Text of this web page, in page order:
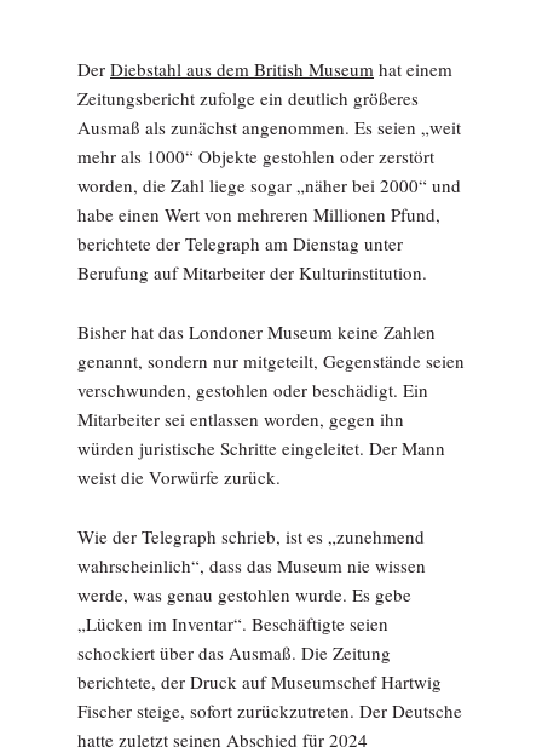
Der Diebstahl aus dem British Museum hat einem
Zeitungsbericht zufolge ein deutlich größeres
Ausmaß als zunächst angenommen. Es seien „weit
mehr als 1000“ Objekte gestohlen oder zerstört
worden, die Zahl liege sogar „näher bei 2000“ und
habe einen Wert von mehreren Millionen Pfund,
berichtete der Telegraph am Dienstag unter
Berufung auf Mitarbeiter der Kulturinstitution.
Bisher hat das Londoner Museum keine Zahlen
genannt, sondern nur mitgeteilt, Gegenstände seien
verschwunden, gestohlen oder beschädigt. Ein
Mitarbeiter sei entlassen worden, gegen ihn
würden juristische Schritte eingeleitet. Der Mann
weist die Vorwürfe zurück.
Wie der Telegraph schrieb, ist es „zunehmend
wahrscheinlich“, dass das Museum nie wissen
werde, was genau gestohlen wurde. Es gebe
„Lücken im Inventar“. Beschäftigte seien
schockiert über das Ausmaß. Die Zeitung
berichtete, der Druck auf Museumschef Hartwig
Fischer steige, sofort zurückzutreten. Der Deutsche
hatte zuletzt seinen Abschied für 2024